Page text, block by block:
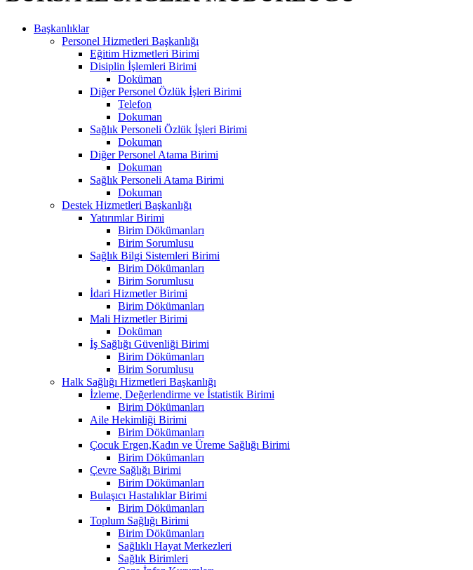
Başkanlıklar
Personel Hizmetleri Başkanlığı
Eğitim Hizmetleri Birimi
Disiplin İşlemleri Birimi
Doküman
Diğer Personel Özlük İşleri Birimi
Telefon
Dokuman
Sağlık Personeli Özlük İşleri Birimi
Dokuman
Diğer Personel Atama Birimi
Dokuman
Sağlık Personeli Atama Birimi
Dokuman
Destek Hizmetleri Başkanlığı
Yatırımlar Birimi
Birim Dökümanları
Birim Sorumlusu
Sağlık Bilgi Sistemleri Birimi
Birim Dökümanları
Birim Sorumlusu
İdari Hizmetler Birimi
Birim Dökümanları
Mali Hizmetler Birimi
Doküman
İş Sağlığı Güvenliği Birimi
Birim Dökümanları
Birim Sorumlusu
Halk Sağlığı Hizmetleri Başkanlığı
İzleme, Değerlendirme ve İstatistik Birimi
Birim Dökümanları
Aile Hekimliği Birimi
Birim Dökümanları
Çocuk Ergen,Kadın ve Üreme Sağlığı Birimi
Birim Dökümanları
Çevre Sağlığı Birimi
Birim Dökümanları
Bulaşıcı Hastalıklar Birimi
Birim Dökümanları
Toplum Sağlığı Birimi
Birim Dökümanları
Sağlıklı Hayat Merkezleri
Sağlık Birimleri